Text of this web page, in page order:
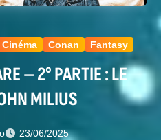
Cinéma Conan Fantasy
– 2° PARTIE : LE
MILIUS
23/06/2025